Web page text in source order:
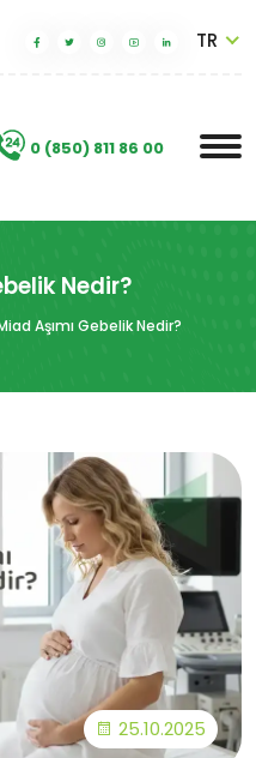
0 (850) 811 86 00
TR
Nedir?
Aşımı Gebelik Nedir?
25.10.2025